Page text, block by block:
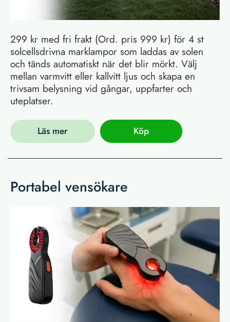
299 kr med fri frakt (Ord. pris 999 kr) för 4 st
solcellsdrivna marklampor som laddas av solen
och tänds automatiskt när det blir mörkt. Välj
mellan varmvitt eller kallvitt ljus och skapa en
trivsam belysning vid gångar, uppfarter och
uteplatser.
Läs mer Köp
Portabel vensökare